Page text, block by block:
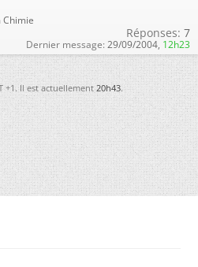
Réponses: 7
Dernier message: 29/09/2004, 12h23
+1. Il est actuellement20h43.